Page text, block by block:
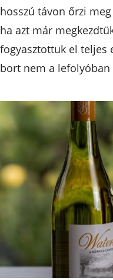
hosszú távon őrzi
ha azt már
fogyasztottuk el teljes
bort nem a